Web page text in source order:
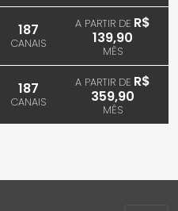
187
CANAIS
A PARTIR DE R$
139,90
MÊS
187
CANAIS
A PARTIR DE R$
359,90
MÊS